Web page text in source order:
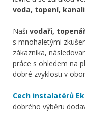
voda, topení,
Naši vodaři,
s mnohaletými
zákazníka,
práce s ohledem na
dobré zvyklosti v
Cech instalatérů
dobrého výběru